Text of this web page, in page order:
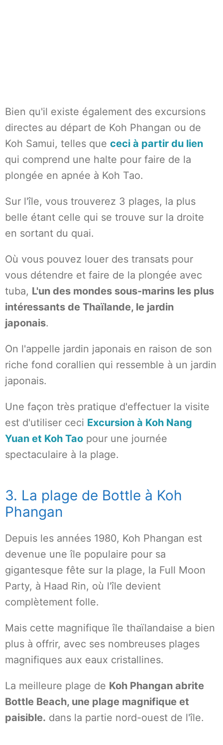
Bien qu'il existe également des excursions
directes au départ de Koh Phangan ou de
Koh Samui, telles que ceci à partir du lien
qui comprend une halte pour faire de la
plongée en apnée à Koh Tao.
Sur l'île, vous trouverez 3 plages, la plus
belle étant celle qui se trouve sur la droite
en sortant du quai.
Où vous pouvez louer des transats pour
vous détendre et faire de la plongée avec
tuba, L'un des mondes sous-marins les plus
intéressants de Thaïlande, le jardin
japonais.
On l'appelle jardin japonais en raison de son
riche fond corallien qui ressemble à un jardin
japonais.
Une façon très pratique d'effectuer la visite
est d'utiliser ceci Excursion à Koh Nang
Yuan et Koh Tao pour une journée
spectaculaire à la plage.
3. La plage de Bottle à Koh
Phangan
Depuis les années 1980, Koh Phangan est
devenue une île populaire pour sa
gigantesque fête sur la plage, la Full Moon
Party, à Haad Rin, où l'île devient
complètement folle.
Mais cette magnifique île thaïlandaise a bien
plus à offrir, avec ses nombreuses plages
magnifiques aux eaux cristallines.
La meilleure plage de Koh Phangan abrite
Bottle Beach, une plage magnifique et
paisible. dans la partie nord-ouest de l'île.